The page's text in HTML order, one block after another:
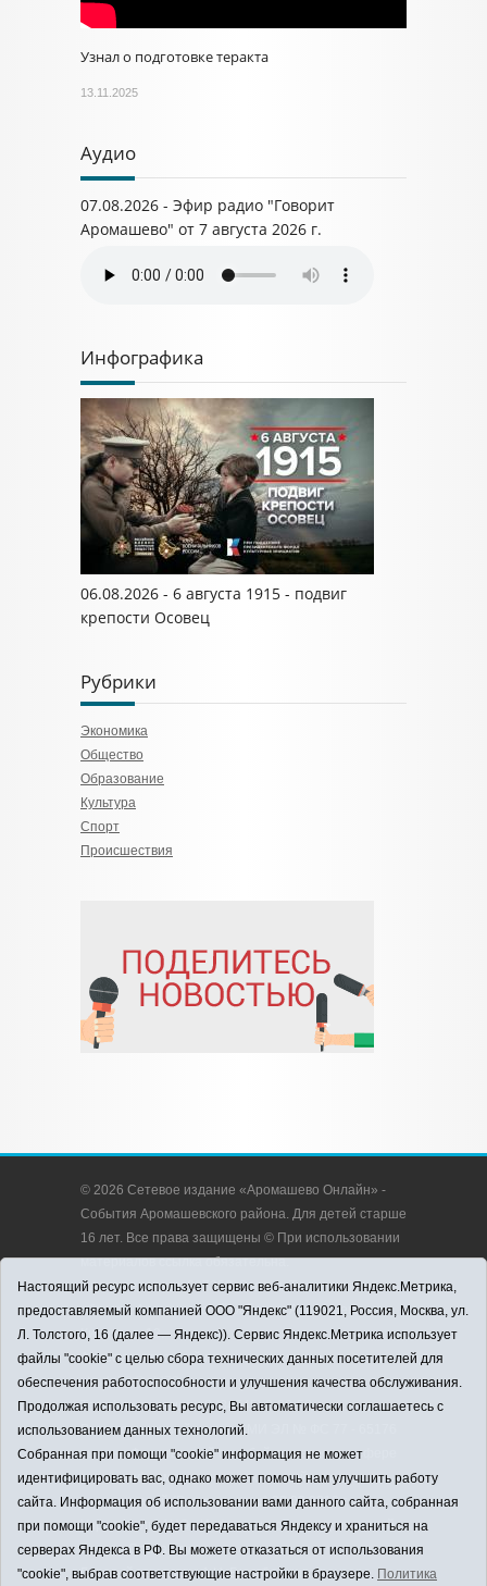
Узнал о подготовке теракта
13.11.2025
Аудио
07.08.2026 - Эфир радио "Говорит
Аромашево" от 7 августа 2026 г.
Инфографика
06.08.2026 - 6 августа 1915 - подвиг
крепости Осовец
Рубрики
Экономика
Общество
Образование
Культура
Спорт
Происшествия
© 2026 Сетевое издание «Аромашево Онлайн» -
События Аромашевского района. Для детей старше
16 лет. Все права защищены © При использовании
материалов ссылка обязательна.
Адрес редакции: 627350, Россия, Тюменская
область, Аромашевский район, с. Аромашево, ул.
Кирова, д. 13.
Адрес электронной почты редакции:
strudu72@obl72.ru
Телефон редакции: 8 (34545) 2-30-58
Регистрационный номер СМИ ЭЛ № ФС 77 - 65176
выдано Федеральной службой по надзору в сфере
связи, информационных технологий и массовых
коммуникаций (Роскомнадзор) 28.03.2016 г.
Учредитель: АНО «Информационно-издательский
центр «Слава труду».
Главный редактор: А.Н. Барабанщиков
Настоящий ресурс использует сервис веб-аналитики Яндекс.Метрика,
предоставляемый компанией ООО "Яндекс" (119021, Россия, Москва, ул.
Л. Толстого, 16 (далее — Яндекс)). Сервис Яндекс.Метрика использует
файлы "cookie" с целью сбора технических данных посетителей для
обеспечения работоспособности и улучшения качества обслуживания.
Продолжая использовать ресурс, Вы автоматически соглашаетесь с
использованием данных технологий.
Собранная при помощи "cookie" информация не может
идентифицировать вас, однако может помочь нам улучшить работу
сайта. Информация об использовании вами данного сайта, собранная
при помощи "cookie", будет передаваться Яндексу и храниться на
серверах Яндекса в РФ. Вы можете отказаться от использования
"cookie", выбрав соответствующие настройки в браузере. Политика